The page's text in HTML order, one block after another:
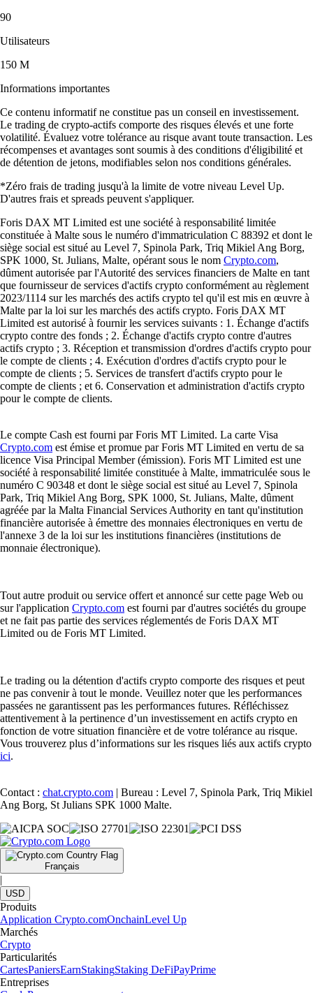
90
Utilisateurs
150 M
Informations importantes
Ce contenu informatif ne constitue pas un conseil en investissement.
Le trading de crypto-actifs comporte des risques élevés et une forte
volatilité. Évaluez votre tolérance au risque avant toute transaction. Les
récompenses et avantages sont soumis à des conditions d'éligibilité et
de détention de jetons, modifiables selon nos conditions générales.
*Zéro frais de trading jusqu'à la limite de votre niveau Level Up.
D'autres frais et spreads peuvent s'appliquer.
Foris DAX MT Limited est une société à responsabilité limitée
constituée à Malte sous le numéro d'immatriculation C 88392 et dont le
siège social est situé au Level 7, Spinola Park, Triq Mikiel Ang Borg,
SPK 1000, St. Julians, Malte, opérant sous le nom Crypto.com,
dûment autorisée par l'Autorité des services financiers de Malte en tant
que fournisseur de services d'actifs crypto conformément au règlement
2023/1114 sur les marchés des actifs crypto tel qu'il est mis en œuvre à
Malte par la loi sur les marchés des actifs crypto. Foris DAX MT
Limited est autorisé à fournir les services suivants : 1. Échange d'actifs
crypto contre des fonds ; 2. Échange d'actifs crypto contre d'autres
actifs crypto ; 3. Réception et transmission d'ordres d'actifs crypto pour
le compte de clients ; 4. Exécution d'ordres d'actifs crypto pour le
compte de clients ; 5. Services de transfert d'actifs crypto pour le
compte de clients ; et 6. Conservation et administration d'actifs crypto
pour le compte de clients.
Le compte Cash est fourni par Foris MT Limited. La carte Visa
Crypto.com est émise et promue par Foris MT Limited en vertu de sa
licence Visa Principal Member (émission). Foris MT Limited est une
société à responsabilité limitée constituée à Malte, immatriculée sous le
numéro C 90348 et dont le siège social est situé au Level 7, Spinola
Park, Triq Mikiel Ang Borg, SPK 1000, St. Julians, Malte, dûment
agréée par la Malta Financial Services Authority en tant qu'institution
financière autorisée à émettre des monnaies électroniques en vertu de
l'annexe 3 de la loi sur les institutions financières (institutions de
monnaie électronique).
Tout autre produit ou service offert et annoncé sur cette page Web ou
sur l'application Crypto.com est fourni par d'autres sociétés du groupe
et ne fait pas partie des services réglementés de Foris DAX MT
Limited ou de Foris MT Limited.
Le trading ou la détention d'actifs crypto comporte des risques et peut
ne pas convenir à tout le monde. Veuillez noter que les performances
passées ne garantissent pas les performances futures. Réfléchissez
attentivement à la pertinence d’un investissement en actifs crypto en
fonction de votre situation financière et de votre tolérance au risque.
Vous trouverez plus d’informations sur les risques liés aux actifs crypto
ici.
Contact : chat.crypto.com | Bureau : Level 7, Spinola Park, Triq Mikiel
Ang Borg, St Julians SPK 1000 Malte.
Français
|
USD
Produits
Application Crypto.comOnchainLevel Up
Marchés
Crypto
Particularités
CartesPaniersEarnStakingStaking DeFiPayPrime
Entreprises